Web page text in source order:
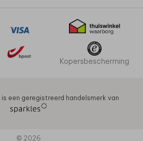
Kopersbescherming
een geregistreerd handelsmerk van
© 2026